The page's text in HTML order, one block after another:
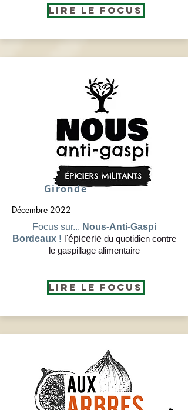
Lire le Focus
Gironde
Décembre 2022
Focus sur... Nous-Anti-Gaspi
Bordeaux ! l'épicerie du quotidien contre
le gaspillage alimentaire
Lire le Focus